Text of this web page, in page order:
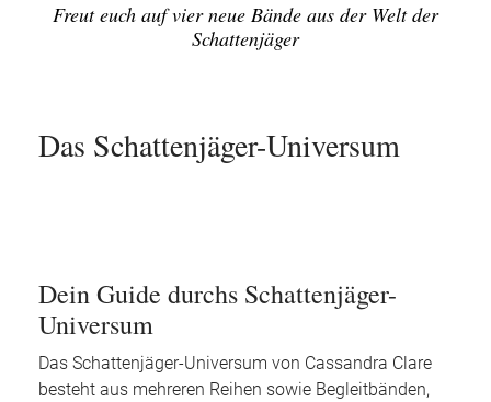
Freut euch auf vier neue Bände aus der Welt der
Schattenjäger
Das Schattenjäger-Universum
Dein Guide durchs Schattenjäger-
Universum
Das Schattenjäger-Universum von Cassandra Clare
besteht aus mehreren Reihen sowie Begleitbänden,